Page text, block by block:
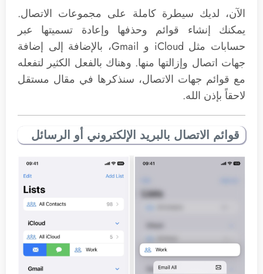
الآن، لديك سيطرة كاملة على مجموعات الاتصال.
يمكنك إنشاء قوائم وحذفها وإعادة تسميتها عبر
حسابات مثل iCloud و Gmail، بالإضافة إلى إضافة
جهات اتصال وإزالتها منها. وهناك بالفعل الكثير لتفعله
مع قوائم جهات الاتصال، سنذكرها في مقال مستقل
لاحقاً بإذن الله.
قوائم الاتصال بالبريد الإلكتروني أو الرسائل